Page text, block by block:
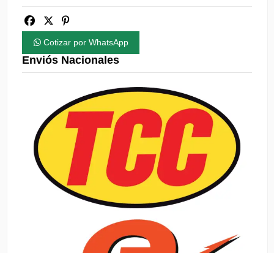
Cotizar por WhatsApp
Enviós Nacionales